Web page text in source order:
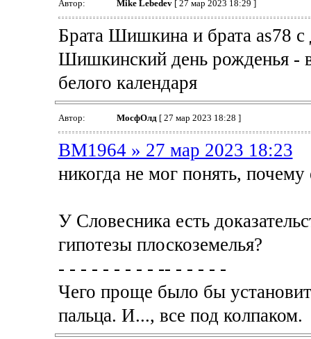
Автор: Mike Lebedev[ 27 мар 2023 18:29 ]
Брата Шишкина и брата as78
Шишкинский день рожденья -
белого календаря
Автор: МосфОлд[ 27 мар 2023 18:28 ]
BM1964 » 27 мар 2023 18:23
никогда не мог понять,
У Словесника есть
гипотезы плоскоземелья?
- - - - - - - - - -- - - - - -
Чего проще было бы
пальца. И..., все под колпаком.